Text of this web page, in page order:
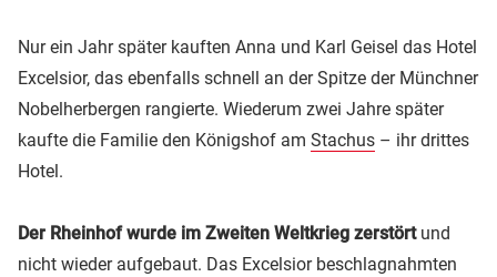
Nur ein Jahr später kauften Anna und Karl Geisel das Hotel
Excelsior, das ebenfalls schnell an der Spitze der Münchner
Nobelherbergen rangierte. Wiederum zwei Jahre später
kaufte die Familie den Königshof am Stachus – ihr drittes
Hotel.
Der Rheinhof wurde im Zweiten Weltkrieg zerstörtund
nicht wieder aufgebaut. Das Excelsior beschlagnahmten